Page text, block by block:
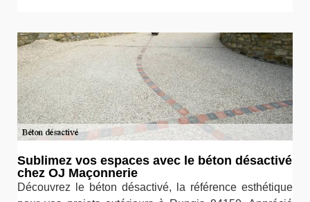
Sublimez vos espaces avec le béton désactivé
chez OJ Maçonnerie
Découvrez le béton désactivé, la référence esthétique